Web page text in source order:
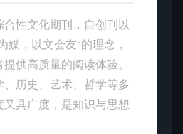
合性文化期刊，自创刊以
媒，以文会友”的理念，
供高质量的阅读体验。
历史、艺术、哲学等多
具广度，是知识与思想